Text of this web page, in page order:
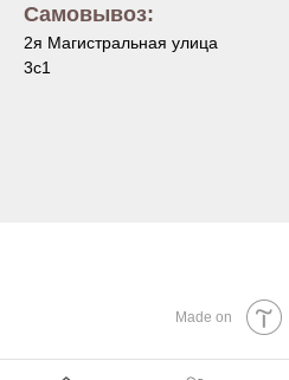
Самовывоз:
2я Магистральная улица
3с1
Made on